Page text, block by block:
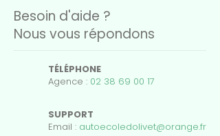
Besoin d'aide ?
Nous vous répondons
TÉLÉPHONE
Agence : 02 38 69 00 17
SUPPORT
Email : autoecoledolivet@orange.fr